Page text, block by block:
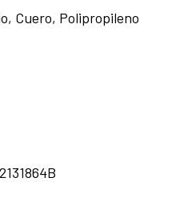
Cuero, Polipropileno